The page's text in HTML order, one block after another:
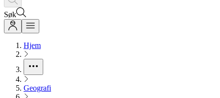
Søk
Hjem
Geografi